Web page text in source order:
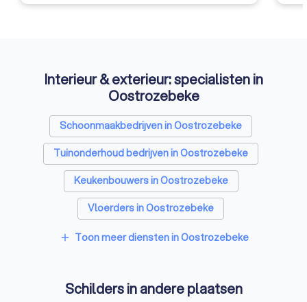
Interieur & exterieur: specialisten in
Oostrozebeke
Schoonmaakbedrijven in Oostrozebeke
Tuinonderhoud bedrijven in Oostrozebeke
Keukenbouwers in Oostrozebeke
Vloerders in Oostrozebeke
add Toon meer diensten in Oostrozebeke
Schilders in andere plaatsen